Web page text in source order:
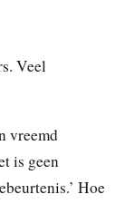
Veel
vreemd
is geen
Hoe